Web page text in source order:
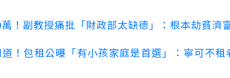
！副教授痛批「財政部太缺德」：根本劫貧濟
！包租公曝「有小孩家庭是首選」：寧可不租